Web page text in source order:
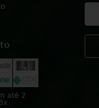
até 2